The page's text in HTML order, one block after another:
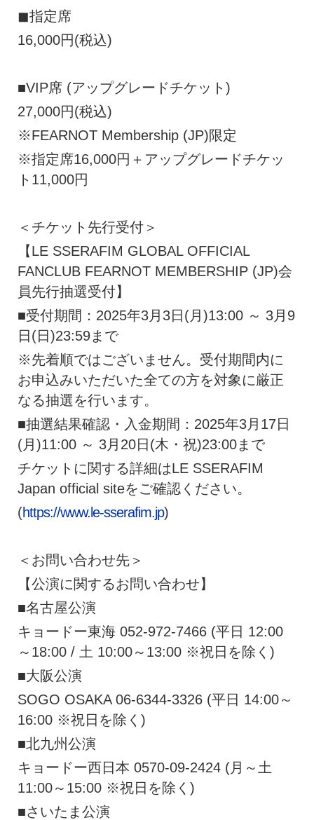
◼︎指定席
16,000円(税込)
■VIP席 (アップグレードチケット)
27,000円(税込)
※FEARNOT Membership (JP)限定
※指定席16,000円＋アップグレードチケッ
ト11,000円
＜チケット先行受付＞
【LE SSERAFIM GLOBAL OFFICIAL
FANCLUB FEARNOT MEMBERSHIP (JP)会
員先行抽選受付】
■受付期間：2025年3月3日(月)13:00 ～ 3月9
日(日)23:59まで
※先着順ではございません。受付期間内に
お申込みいただいた全ての方を対象に厳正
なる抽選を行います。
■抽選結果確認・入金期間：2025年3月17日
(月)11:00 ～ 3月20日(木・祝)23:00まで
チケットに関する詳細はLE SSERAFIM
Japan official siteをご確認ください。
(https://www.le-sserafim.jp)
＜お問い合わせ先＞
【公演に関するお問い合わせ】
■名古屋公演
キョードー東海 052-972-7466 (平日 12:00
～18:00 / 土 10:00～13:00 ※祝日を除く)
■大阪公演
SOGO OSAKA 06-6344-3326 (平日 14:00～
16:00 ※祝日を除く)
■北九州公演
キョードー西日本 0570-09-2424 (月～土
11:00～15:00 ※祝日を除く)
■さいたま公演